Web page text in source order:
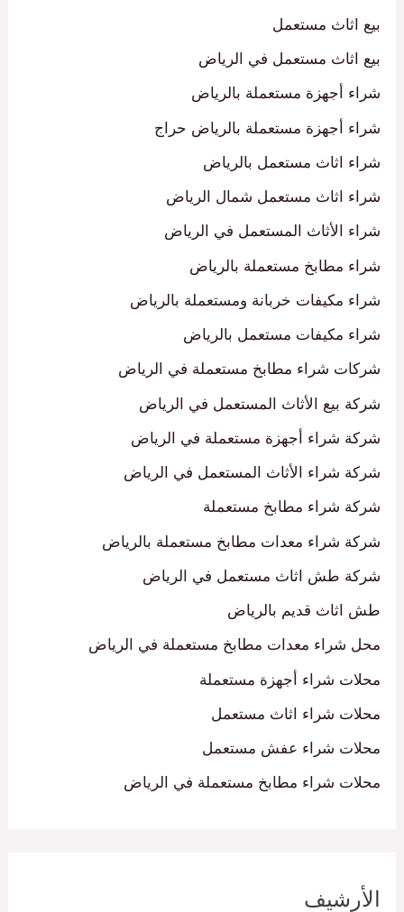
بيع اثاث مستعمل
بيع اثاث مستعمل في الرياض
شراء أجهزة مستعملة بالرياض
شراء أجهزة مستعملة بالرياض حراج
شراء اثاث مستعمل بالرياض
شراء اثاث مستعمل شمال الرياض
شراء الأثاث المستعمل في الرياض
شراء مطابخ مستعملة بالرياض
شراء مكيفات خربانة ومستعملة بالرياض
شراء مكيفات مستعمل بالرياض
شركات شراء مطابخ مستعملة في الرياض
شركة بيع الأثاث المستعمل في الرياض
شركة شراء أجهزة مستعملة في الرياض
شركة شراء الأثاث المستعمل في الرياض
شركة شراء مطابخ مستعملة
شركة شراء معدات مطابخ مستعملة بالرياض
شركة طش اثاث مستعمل في الرياض
طش اثاث قديم بالرياض
محل شراء معدات مطابخ مستعملة في الرياض
محلات شراء أجهزة مستعملة
محلات شراء اثاث مستعمل
محلات شراء عفش مستعمل
محلات شراء مطابخ مستعملة في الرياض
الأرشيف